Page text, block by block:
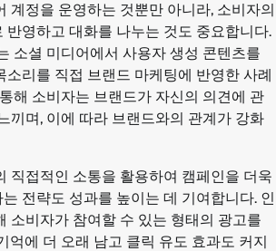
계정을 운영하는 것뿐만 아니라, 소비자의
반영하고 대화를 나누는 것도 중요합니다.
소셜 미디어에서 사용자 생성 콘텐츠를
소리를 직접 브랜드 마케팅에 반영한 사례
해 소비자는 브랜드가 자신의 의견에 관
끼며, 이에 따라 브랜드와의 관계가 강화
직접적인 소통을 활용하여 캠페인을 더욱
전략도 성과를 높이는 데 기여합니다. 인
소비자가 참여할 수 있는 형태의 광고를
억에 더 오래 남고 클릭 유도 효과도 커지